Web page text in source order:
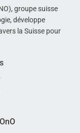
groupe suisse
développe
la Suisse pour